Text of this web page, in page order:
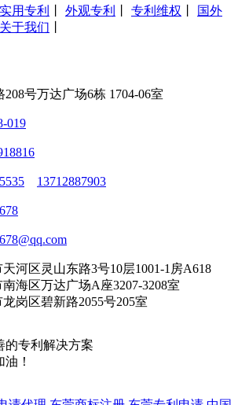
实用专利 外观专利 专利维权
国外
关于我们
号万达广场6栋 1704-06室
019
13712887903
天河区灵山东路3号10层1001-1房A618
海区万达广场A座3207-3208室
岗区碧新路2055号205室
的专利解决方案
！